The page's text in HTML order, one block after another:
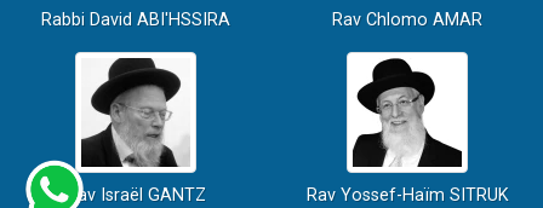
Rabbi David ABI'HSSIRA Rav Chlomo AMAR
Rav Israël GANTZ Rav Yossef-Haïm SITRUK